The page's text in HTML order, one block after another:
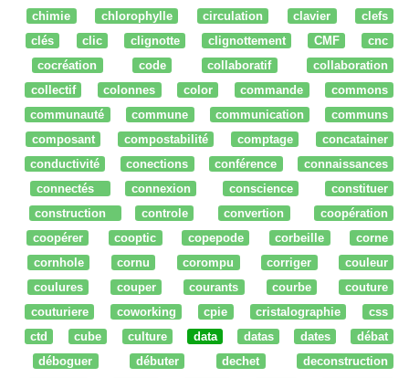
chimie
chlorophylle circulation clavier
clefs
clés
clic clignotte clignottement CMF
cnc
cocréation
code collaboratif
collaboration
collectif
colonnes color commande
commons
communauté
commune communication
communs
composant
compostabilité comptage
concatainer
conductivité
conections conférence
connaissances
connectés
connexion conscience
constituer
construction
controle convertion
coopération
coopérer
cooptic copepode corbeille
corne
cornhole
cornu corompu corriger
couleur
coulures
couper courants courbe
couture
couturiere
coworking cpie cristalographie
css
ctd
cube culture data datas dates
débat
déboguer
débuter dechet
deconstruction